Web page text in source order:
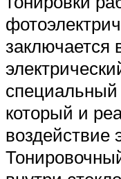
заключается
который и
воздействие